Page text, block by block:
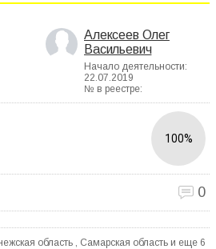
Алексеев Олег
Васильевич
Начало деятельности:
22.07.2019
№ в реестре:
100%
0
область , Самарская область и еще 6